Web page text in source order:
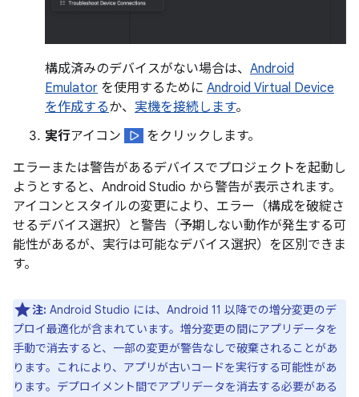
構成済みのデバイスがない場合は、 Android
Emulator を使用するために Android Virtual Device
を作成するか、 実機を接続します。
実行アイコン
をクリックします。
エラーまたは警告があるデバイスでプロジェクトを起動し
ようとすると、Android Studio から警告が表示されます。
アイコンとスタイルの変更により、エラー （構成を破綻さ
せるデバイス選択）と警告（予期しない動作が発生する可
能性があるが、実行は可能なデバイス選択）を区別できま
す。
注: Android Studio には、Android 11 以降での増分変更のデ
プロイ最適化が含まれています。増分変更の間にアプリデータを
手動で消去すると、一部の変更が警告なしで破棄されることがあ
ります。これにより、アプリが古いコードを実行する可能性があ
ります。デプロイメント間でアプリデータを消去する必要がある